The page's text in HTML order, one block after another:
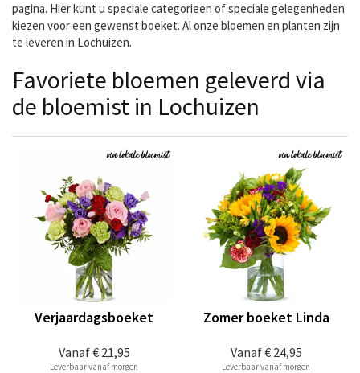
pagina. Hier kunt u speciale categorieen of speciale gelegenheden
kiezen voor een gewenst boeket. Al onze bloemen en planten zijn
te leveren in Lochuizen.
Favoriete bloemen geleverd via
de bloemist in Lochuizen
Vanaf€ 21,95
Verjaardagsboeket
Leverbaar vanaf morgen
Vanaf€ 24,95
Zomer boeket Linda
Leverbaar vanaf morgen